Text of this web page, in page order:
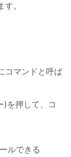
。
コマンドと呼ば
)を押して、コ
ルできる